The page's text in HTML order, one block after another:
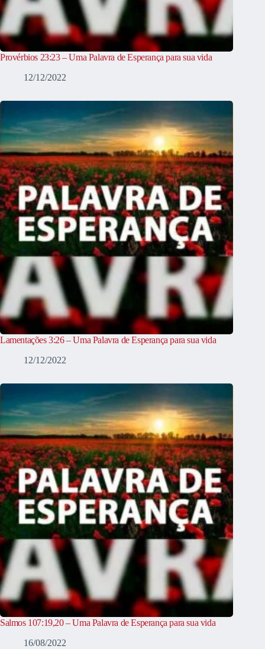
Provérbios 23:23 – Uma Palavra de Esperança para sua vida
12/12/2022
Lamentações 3:26 – Uma Palavra de Esperança para sua vida
12/12/2022
Salmos 107:19,20 – Uma Palavra de Esperança para sua vida
16/08/2022